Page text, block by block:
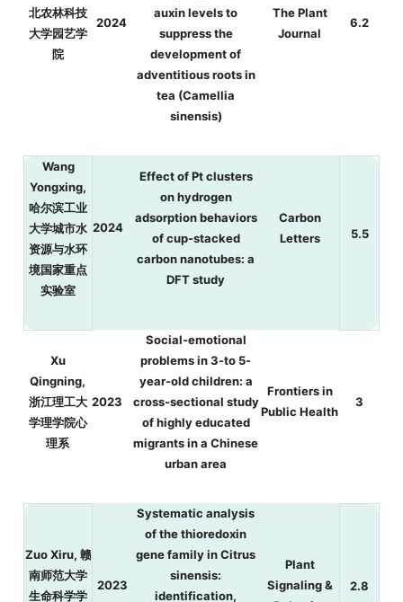
北农林科技
大学园艺学
院
2024
auxin levels to
suppress the
development of
adventitious roots in
tea (Camellia
sinensis)
The Plant
Journal
6.2
Wang
Yongxing,
哈尔滨工业
大学城市水
资源与水环
境国家重点
实验室
2024
Effect of Pt clusters
on hydrogen
adsorption behaviors
of cup-stacked
carbon nanotubes: a
DFT study
Carbon
Letters
5.5
Xu
Qingning,
浙江理工大
学理学院心
理系
2023
Social-emotional
problems in 3-to 5-
year-old children: a
cross-sectional study
of highly educated
migrants in a Chinese
urban area
Frontiers in
Public Health
3
Zuo Xiru, 赣
南师范大学
生命科学学
2023
Systematic analysis
of the thioredoxin
gene family in Citrus
sinensis:
identification,
Plant
Signaling &
2.8